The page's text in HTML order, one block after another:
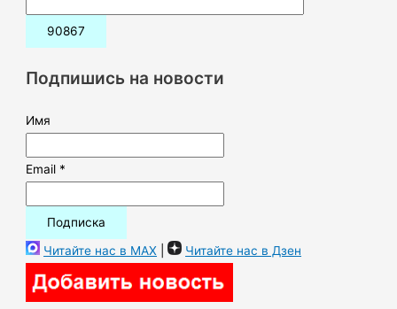
и
:Подпишись на новости
Имя
Email *
Читайте нас в MAX | Читайте нас в Дзен